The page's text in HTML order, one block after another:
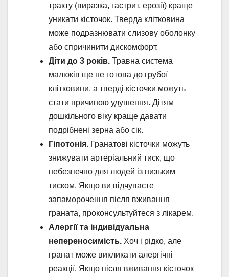
тракту (виразка, гастрит, ерозії) краще
уникати кісточок. Тверда клітковина
може подразнювати слизову оболонку
або спричинити дискомфорт.
Діти до 3 років. Травна система
малюків ще не готова до грубої
клітковини, а тверді кісточки можуть
стати причиною удушення. Дітям
дошкільного віку краще давати
подрібнені зерна або сік.
Гіпотонія. Гранатові кісточки можуть
знижувати артеріальний тиск, що
небезпечно для людей із низьким
тиском. Якщо ви відчуваєте
запаморочення після вживання
граната, проконсультуйтеся з лікарем.
Алергії та індивідуальна
непереносимість. Хоч і рідко, але
гранат може викликати алергічні
реакції. Якщо після вживання кісточок